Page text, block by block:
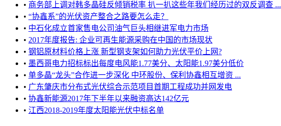
• 商务部上调对韩多晶硅反倾销税率 扒一扒这些年我们经历过的双反调查 ...
• “协鑫系”的光伏资产整合之路要怎么走？
• 中石化成立首家售电公司油气巨头相继进军电力市场
• 2017年度报告: 企业可再生能源采购在中国的市场现状
• 钢铝原材料价格上涨 新型钢支架如何助力光伏平价上网?
• 墨西哥电力招标标出每度电风能1.77美分、太阳能1.97美分低价
• 单多晶“龙头”合作进一步深化 中环股份、保利协鑫相互增资 ...
• 广东肇庆市分布式光伏综合示范项目首期工程成功并网发电
• 协鑫新能源2017年下半年以来融资高达142亿元
• 江西2018-2019年度太阳能光伏中标名单